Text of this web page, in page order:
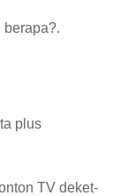
berapa?.
plus
TV deket-